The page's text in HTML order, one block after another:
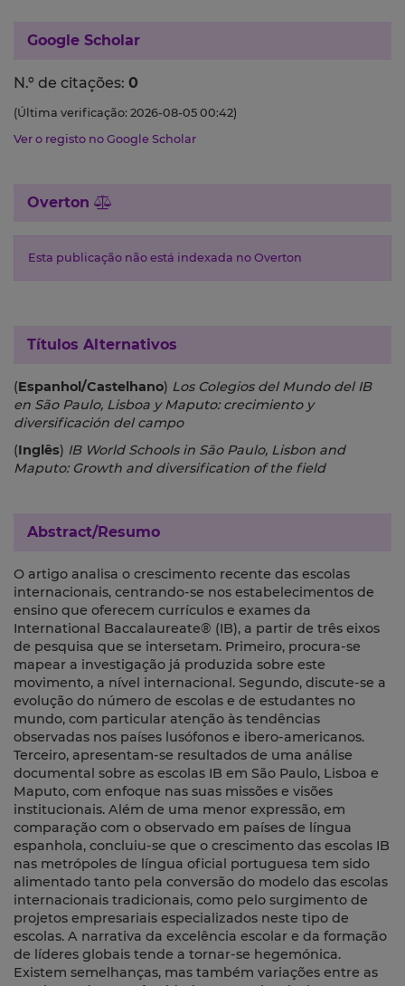
Google Scholar
N.º de citações: 0
(Última verificação: 2026-08-05 00:42)
Ver o registo no Google Scholar
Overton
Esta publicação não está indexada no Overton
Títulos Alternativos
(Espanhol/Castelhano) Los Colegios del Mundo del IB
en São Paulo, Lisboa y Maputo: crecimiento y
diversificación del campo
(Inglês) IB World Schools in São Paulo, Lisbon and
Maputo: Growth and diversification of the field
Abstract/Resumo
O artigo analisa o crescimento recente das escolas
internacionais, centrando-se nos estabelecimentos de
ensino que oferecem currículos e exames da
International Baccalaureate® (IB), a partir de três eixos
de pesquisa que se intersetam. Primeiro, procura-se
mapear a investigação já produzida sobre este
movimento, a nível internacional. Segundo, discute-se a
evolução do número de escolas e de estudantes no
mundo, com particular atenção às tendências
observadas nos países lusófonos e ibero-americanos.
Terceiro, apresentam-se resultados de uma análise
documental sobre as escolas IB em São Paulo, Lisboa e
Maputo, com enfoque nas suas missões e visões
institucionais. Além de uma menor expressão, em
comparação com o observado em países de língua
espanhola, concluiu-se que o crescimento das escolas IB
nas metrópoles de língua oficial portuguesa tem sido
alimentado tanto pela conversão do modelo das escolas
internacionais tradicionais, como pelo surgimento de
projetos empresariais especializados neste tipo de
escolas. A narrativa da excelência escolar e da formação
de líderes globais tende a tornar-se hegemónica.
Existem semelhanças, mas também variações entre as